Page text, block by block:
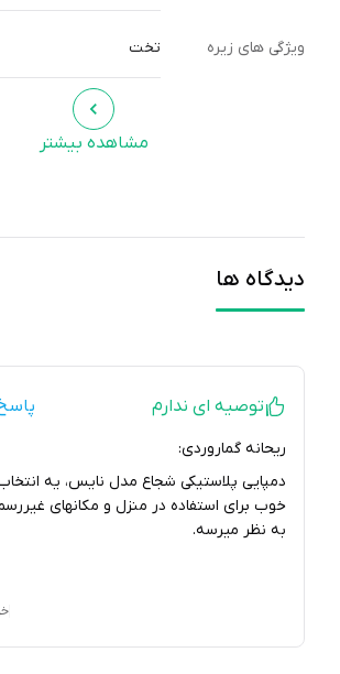
ویژگی های زیره تخت
مشاهده بیشتر
دیدگاه ها
توصیه ای ندارم پاسخ
ریحانه گماروردی:
دمپایی پلاستیکی شجاع مدل نایس، یه انتخاب
خوب برای استفاده در منزل و مکانهای غیررسمی
به نظر میرسه.
خریدار